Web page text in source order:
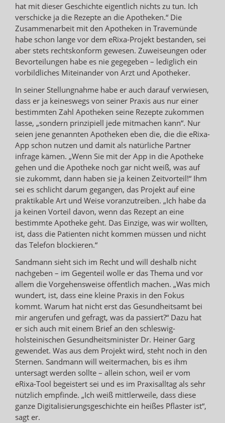
hat mit dieser Geschichte eigentlich nichts zu tun. Ich
verschicke ja die Rezepte an die Apotheken.“ Die
Zusammenarbeit mit den Apotheken in Travemünde
habe schon lange vor dem eRixa-Projekt bestanden, sei
aber stets rechtskonform gewesen. Zuweiseungen oder
Bevorteilungen habe es nie gegegeben – lediglich ein
vorbildliches Miteinander von Arzt und Apotheker.
In seiner Stellungnahme habe er auch darauf verwiesen,
dass er ja keineswegs von seiner Praxis aus nur einer
bestimmten Zahl Apotheken seine Rezepte zukommen
lasse, „sondern prinzipiell jede mitmachen kann“. Nur
seien jene genannten Apotheken eben die, die die eRixa-
App schon nutzen und damit als natürliche Partner
infrage kämen. „Wenn Sie mit der App in die Apotheke
gehen und die Apotheke noch gar nicht weiß, was auf
sie zukommt, dann haben sie ja keinen Zeitvorteil!“ Ihm
sei es schlicht darum gegangen, das Projekt auf eine
praktikable Art und Weise voranzutreiben. „Ich habe da
ja keinen Vorteil davon, wenn das Rezept an eine
bestimmte Apotheke geht. Das Einzige, was wir wollten,
ist, dass die Patienten nicht kommen müssen und nicht
das Telefon blockieren.“
Sandmann sieht sich im Recht und will deshalb nicht
nachgeben – im Gegenteil wolle er das Thema und vor
allem die Vorgehensweise öffentlich machen. „Was mich
wundert, ist, dass eine kleine Praxis in den Fokus
kommt. Warum hat nicht erst das Gesundheitsamt bei
mir angerufen und gefragt, was da passiert?“ Dazu hat
er sich auch mit einem Brief an den schleswig-
holsteinischen Gesundheitsminister Dr. Heiner Garg
gewendet. Was aus dem Projekt wird, steht noch in den
Sternen. Sandmann will weitermachen, bis es ihm
untersagt werden sollte – allein schon, weil er vom
eRixa-Tool begeistert sei und es im Praxisalltag als sehr
nützlich empfinde. „Ich weiß mittlerweile, dass diese
ganze Digitalisierungsgeschichte ein heißes Pflaster ist“,
sagt er.